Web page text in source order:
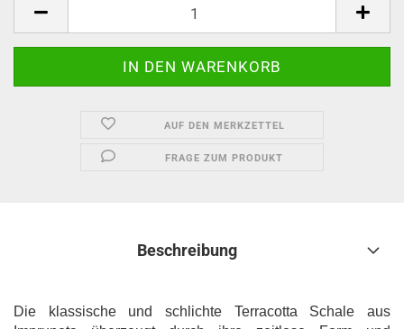
AUF DEN MERKZETTEL
FRAGE ZUM PRODUKT
Beschreibung
Die klassische und schlichte Terracotta Schale aus